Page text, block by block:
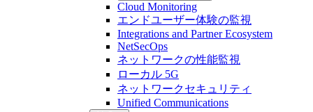
Cloud Monitoring
エンドユーザー体験の監視
Integrations and Partner Ecosystem
NetSecOps
ネットワークの性能監視
ローカル 5G
ネットワークセキュリティ
Unified Communications